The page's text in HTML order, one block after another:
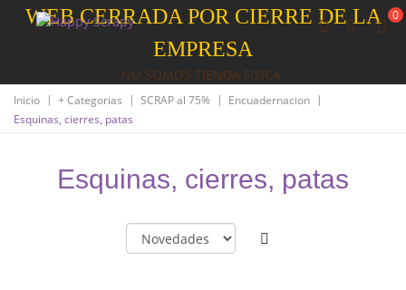
WEB CERRADA POR CIERRE DE LA
EMPRESA
NO SOMOS TIENDA FISICA
0
Inicio | + Categorias | SCRAP al 75% | Encuadernacion |
Esquinas, cierres, patas
Esquinas, cierres, patas